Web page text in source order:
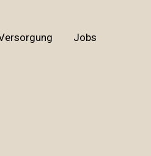
Jobs